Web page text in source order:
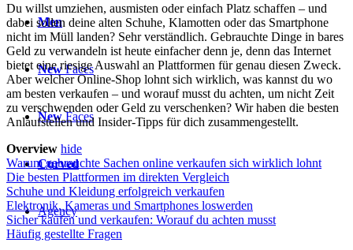
Men
NewFaces
NewFaces
Curved
Agency
Du willst umziehen, ausmisten oder einfach Platz schaffen – und
dabei sollen deine alten Schuhe, Klamotten oder das Smartphone
nicht im Müll landen? Sehr verständlich. Gebrauchte Dinge in bares
Geld zu verwandeln ist heute einfacher denn je, denn das Internet
bietet eine riesige Auswahl an Plattformen für genau diesen Zweck.
Aber welcher Online-Shop lohnt sich wirklich, was kannst du wo
am besten verkaufen – und worauf musst du achten, um nicht Zeit
zu verschwenden oder Geld zu verschenken? Wir haben die besten
Anlaufstellen und Insider-Tipps für dich zusammengestellt.
Overview hide
Warum gebrauchte Sachen online verkaufen sich wirklich lohnt
Die besten Plattformen im direkten Vergleich
Schuhe und Kleidung erfolgreich verkaufen
Elektronik, Kameras und Smartphones loswerden
Sicher kaufen und verkaufen: Worauf du achten musst
Häufig gestellte Fragen